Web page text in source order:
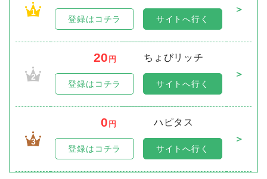
1
＞
登録はコチラ サイトへ行く
2
20 円
ちょびリッチ
＞
登録はコチラ サイトへ行く
3
0 円
ハピタス
＞
登録はコチラ サイトへ行く